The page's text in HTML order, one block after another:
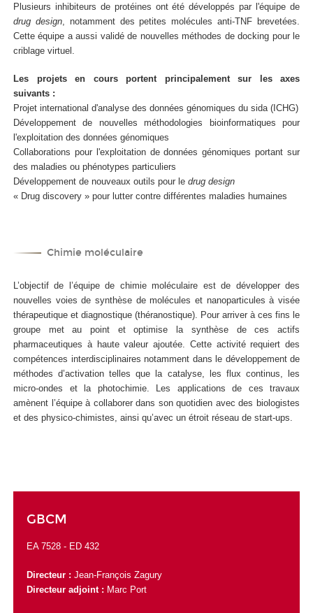
Plusieurs inhibiteurs de protéines ont été développés par l'équipe de
drug design, notamment des petites molécules anti-TNF brevetées.
Cette équipe a aussi validé de nouvelles méthodes de docking pour le
criblage virtuel.
Les projets en cours portent principalement sur les axes
suivants :
Projet international d'analyse des données génomiques du sida (ICHG)
Développement de nouvelles méthodologies bioinformatiques pour
l'exploitation des données génomiques
Collaborations pour l'exploitation de données génomiques portant sur
des maladies ou phénotypes particuliers
Développement de nouveaux outils pour le drug design
« Drug discovery » pour lutter contre différentes maladies humaines
Chimie moléculaire
L’objectif de l’équipe de chimie moléculaire est de développer des
nouvelles voies de synthèse de molécules et nanoparticules à visée
thérapeutique et diagnostique (théranostique). Pour arriver à ces fins le
groupe met au point et optimise la synthèse de ces actifs
pharmaceutiques à haute valeur ajoutée. Cette activité requiert des
compétences interdisciplinaires notamment dans le développement de
méthodes d’activation telles que la catalyse, les flux continus, les
micro-ondes et la photochimie. Les applications de ces travaux
amènent l’équipe à collaborer dans son quotidien avec des biologistes
et des physico-chimistes, ainsi qu’avec un étroit réseau de start-ups.
GBCM
EA 7528 - ED 432
Directeur : Jean-François Zagury
Directeur adjoint : Marc Port